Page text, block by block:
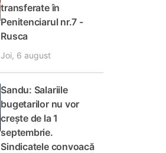
transferate în
Penitenciarul nr.7 -
Rusca
Joi, 6 august
Sandu: Salariile
bugetarilor nu vor
crește de la 1
septembrie.
Sindicatele convoacă